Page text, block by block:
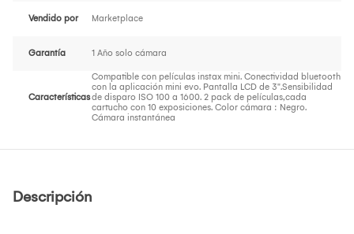
Vendido por Marketplace
Garantía 1 Año solo cámara
Características
Compatible con películas instax mini. Conectividad bluetooth
con la aplicación mini evo. Pantalla LCD de 3".Sensibilidad
de disparo ISO 100 a 1600. 2 pack de películas,cada
cartucho con 10 exposiciones. Color cámara : Negro.
Cámara instantánea
Descripción